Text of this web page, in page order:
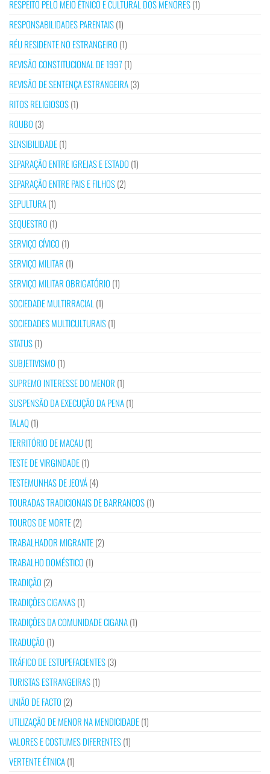
RESPEITO PELO MEIO ÉTNICO E CULTURAL DOS MENORES(1)
RESPONSABILIDADES PARENTAIS(1)
RÉU RESIDENTE NO ESTRANGEIRO (1)
REVISÃO CONSTITUCIONAL DE 1997 (1)
REVISÃO DE SENTENÇA ESTRANGEIRA(3)
RITOS RELIGIOSOS(1)
ROUBO (3)
SENSIBILIDADE(1)
SEPARAÇÃO ENTRE IGREJAS E ESTADO (1)
SEPARAÇÃO ENTRE PAIS E FILHOS(2)
SEPULTURA(1)
SEQUESTRO (1)
SERVIÇO CÍVICO (1)
SERVIÇO MILITAR (1)
SERVIÇO MILITAR OBRIGATÓRIO (1)
SOCIEDADE MULTIRRACIAL (1)
SOCIEDADES MULTICULTURAIS(1)
STATUS(1)
SUBJETIVISMO (1)
SUPREMO INTERESSE DO MENOR (1)
SUSPENSÃO DA EXECUÇÃO DA PENA(1)
TALAQ(1)
TERRITÓRIO DE MACAU(1)
TESTE DE VIRGINDADE(1)
TESTEMUNHAS DE JEOVÁ(4)
TOURADAS TRADICIONAIS DE BARRANCOS(1)
TOUROS DE MORTE(2)
TRABALHADOR MIGRANTE(2)
TRABALHO DOMÉSTICO (1)
TRADIÇÃO (2)
TRADIÇÕES CIGANAS(1)
TRADIÇÕES DA COMUNIDADE CIGANA(1)
TRADUÇÃO (1)
TRÁFICO DE ESTUPEFACIENTES(3)
TURISTAS ESTRANGEIRAS(1)
UNIÃO DE FACTO (2)
UTILIZAÇÃO DE MENOR NA MENDICIDADE(1)
VALORES E COSTUMES DIFERENTES(1)
VERTENTE ÉTNICA(1)